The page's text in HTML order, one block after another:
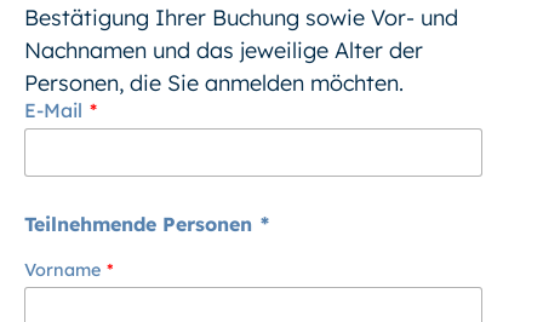
Bestätigung Ihrer Buchung sowie Vor- und
Nachnamen und das jeweilige Alter der
Personen, die Sie anmelden möchten.
E-Mail
Teilnehmende Personen
Vorname